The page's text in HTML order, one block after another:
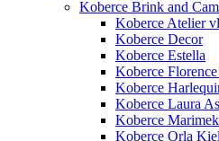
Koberce Brink and
Koberce Atelier
Koberce Decor
Koberce Estella
Koberce
Koberce
Koberce Laura
Koberce
Koberce Orla